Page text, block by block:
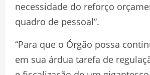
necessidade do reforço
quadro de pessoal”.
“Para que o Órgão possa
em sua árdua tarefa de